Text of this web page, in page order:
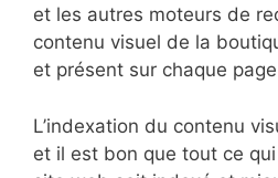
et les autres moteurs de
contenu visuel de la
et présent sur chaque page
L’indexation du contenu
et il est bon que tout ce